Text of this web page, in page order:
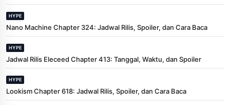
HYPE
Nano Machine Chapter 324: Jadwal Rilis, Spoiler, dan Cara Baca
HYPE
Jadwal Rilis Eleceed Chapter 413: Tanggal, Waktu, dan Spoiler
HYPE
Lookism Chapter 618: Jadwal Rilis, Spoiler, dan Cara Baca